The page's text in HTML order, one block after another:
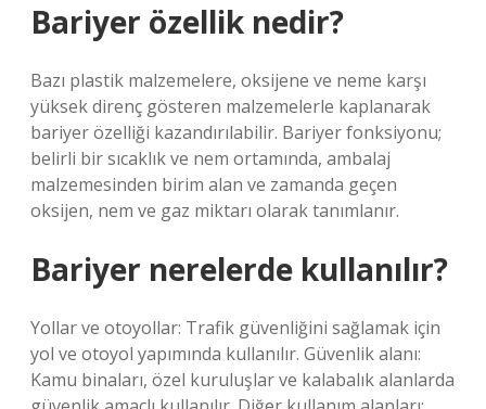
Bariyer özellik nedir?
Bazı plastik malzemelere, oksijene ve neme karşı
yüksek direnç gösteren malzemelerle kaplanarak
bariyer özelliği kazandırılabilir. Bariyer fonksiyonu;
belirli bir sıcaklık ve nem ortamında, ambalaj
malzemesinden birim alan ve zamanda geçen
oksijen, nem ve gaz miktarı olarak tanımlanır.
Bariyer nerelerde kullanılır?
Yollar ve otoyollar: Trafik güvenliğini sağlamak için
yol ve otoyol yapımında kullanılır. Güvenlik alanı:
Kamu binaları, özel kuruluşlar ve kalabalık alanlarda